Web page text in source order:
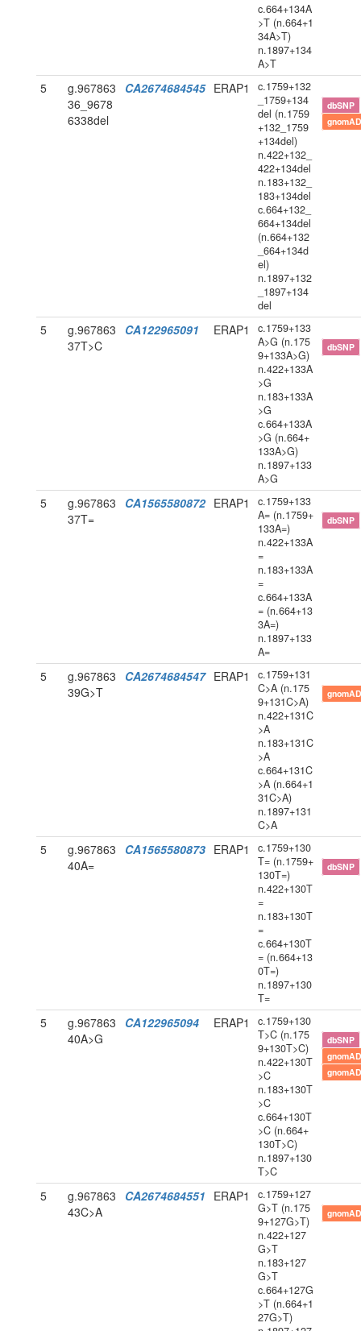
c.664+134A
>T (n.664+1
34A>T)
n.1897+134
A>T
5
g.967863
36_9678
6338del
CA2674684545 ERAP1
c.1759+132
_1759+134
del (n.1759
+132_1759
+134del)
n.422+132_
422+134del
n.183+132_
183+134del
c.664+132_
664+134del
(n.664+132
_664+134d
el)
n.1897+132
_1897+134
del
dbSNP
5
g.967863
37T>C
CA122965091 ERAP1
c.1759+133
A>G (n.175
9+133A>G)
n.422+133A
>G
n.183+133A
>G
c.664+133A
>G (n.664+
133A>G)
n.1897+133
A>G
dbSNP
5
g.967863
37T=
CA1565580872 ERAP1
c.1759+133
A= (n.1759+
133A=)
n.422+133A
=
n.183+133A
=
c.664+133A
= (n.664+13
3A=)
n.1897+133
A=
dbSNP
5
g.967863
39G>T
CA2674684547 ERAP1
c.1759+131
C>A (n.175
9+131C>A)
n.422+131C
>A
n.183+131C
>A
c.664+131C
>A (n.664+1
31C>A)
n.1897+131
C>A
5
g.967863
40A=
CA1565580873 ERAP1
c.1759+130
T= (n.1759+
130T=)
n.422+130T
=
n.183+130T
=
c.664+130T
= (n.664+13
0T=)
n.1897+130
T=
dbSNP
5
g.967863
40A>G
CA122965094 ERAP1
c.1759+130
T>C (n.175
9+130T>C)
n.422+130T
>C
n.183+130T
>C
c.664+130T
>C (n.664+
130T>C)
n.1897+130
T>C
dbSNP
5
g.967863
43C>A
CA2674684551 ERAP1
c.1759+127
G>T (n.175
9+127G>T)
n.422+127
G>T
n.183+127
G>T
c.664+127G
>T (n.664+1
27G>T)